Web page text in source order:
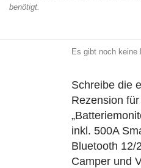
benötigt.
Es gibt noch keine
Schreibe die
Rezension für
inkl. 500A
Bluetooth 12/
Camper und